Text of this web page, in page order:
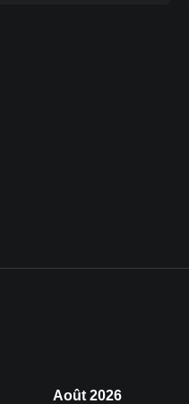
Août 2026